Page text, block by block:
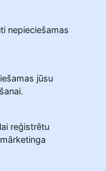
nepieciešamas
jūsu
reģistrētu